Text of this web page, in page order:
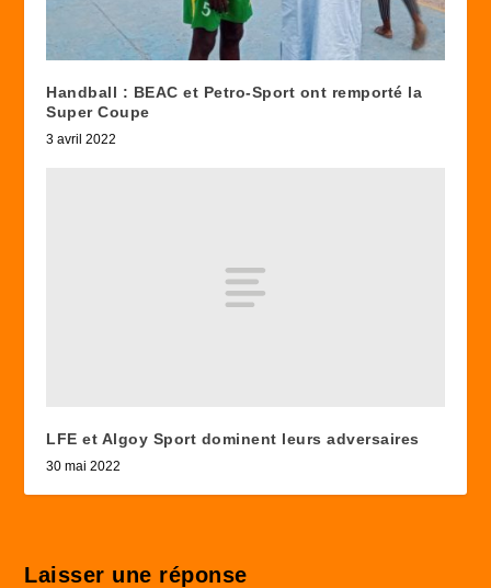
Handball : BEAC et Petro-Sport ont remporté la
Super Coupe
3 avril 2022
LFE et Algoy Sport dominent leurs adversaires
30 mai 2022
Laisser une réponse